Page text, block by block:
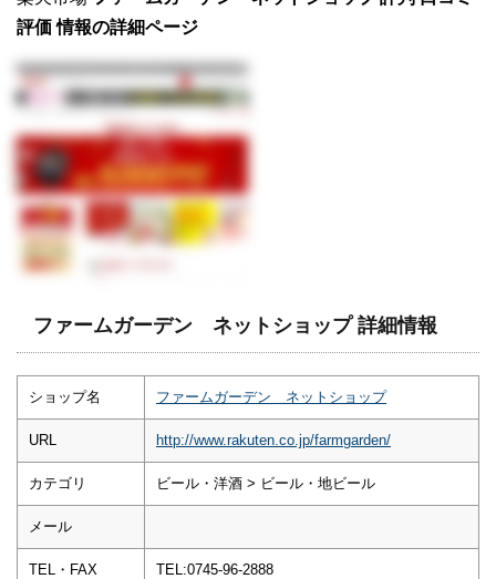
評価 情報の詳細ページ
ファームガーデン ネットショップ 詳細情報
ショップ名 ファームガーデン ネットショップ
URL http://www.rakuten.co.jp/farmgarden/
カテゴリ ビール・洋酒 > ビール・地ビール
メール
TEL・FAX
TEL:0745-96-2888